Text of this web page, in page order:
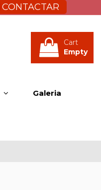
CONTACTAR
Cart
Empty
Galeria